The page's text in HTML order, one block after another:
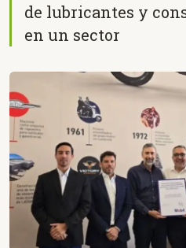
de lubricantes y
en un sector